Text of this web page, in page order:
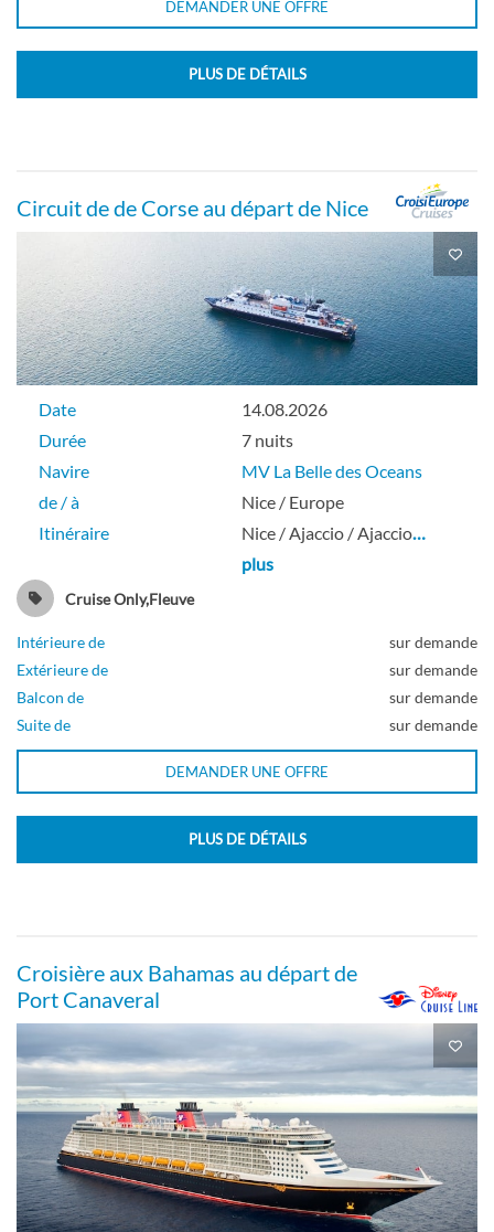
DEMANDER UNE OFFRE
PLUS DE DÉTAILS
Circuit de de Corse au départ de Nice
Date
14.08.2026
Durée
7 nuits
Navire
MV La Belle des Oceans
de / à
Nice / Europe
Itinéraire
Nice / Ajaccio / Ajaccio…
plus
Cruise Only,Fleuve
Intérieure de
sur demande
Extérieure de
sur demande
Balcon de
sur demande
Suite de
sur demande
DEMANDER UNE OFFRE
PLUS DE DÉTAILS
Croisière aux Bahamas au départ de
Port Canaveral